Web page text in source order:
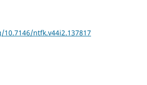
ntfk.v44i2.137817